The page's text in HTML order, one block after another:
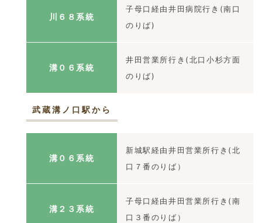
川６８系統
子母口経由井田病院行き(南口
のりば)
溝０６系統
井田営業所行き(北口小杉方面
のりば)
武蔵溝ノ口駅から
溝０６系統
新城駅経由井田営業所行き(北
口７番のりば）
溝２３系統
子母口経由井田営業所行き(南
口３番のりば）